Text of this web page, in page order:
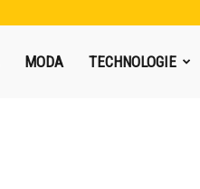
MODA TECHNOLOGIE